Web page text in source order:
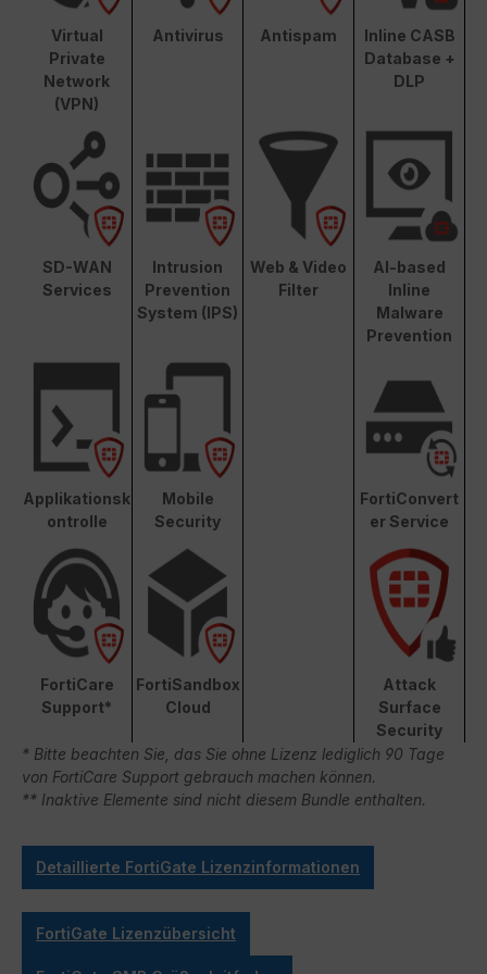
Virtual
Private
Network
(VPN)
Antivirus Antispam
Inline CASB
Database +
DLP
SD-WAN
Services
Intrusion
Prevention
System (IPS)
Web & Video
Filter
AI-based
Inline
Malware
Prevention
Applikationsk
ontrolle
Mobile
Security
FortiConvert
er Service
FortiCare
Support*
FortiSandbox
Cloud
Attack
Surface
Security
* Bitte beachten Sie, das Sie ohne Lizenz lediglich 90 Tage
von FortiCare Support gebrauch machen können.
** Inaktive Elemente sind nicht diesem Bundle enthalten.
Detaillierte FortiGate Lizenzinformationen
FortiGate Lizenzübersicht